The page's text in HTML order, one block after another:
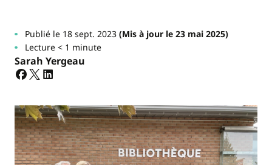
Publié le 18 sept. 2023(Mis à jour le 23 mai 2025)
Lecture < 1 minute
Sarah Yergeau